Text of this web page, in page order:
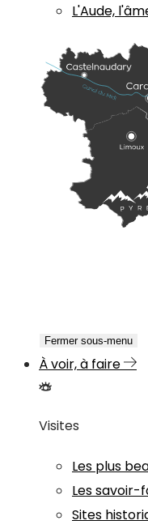
L'Aude,
Fermer sous-menu
À voir, à faire
Visites
Les plus
Les savoir-
Sites